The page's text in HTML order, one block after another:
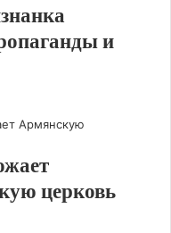
и
церковь